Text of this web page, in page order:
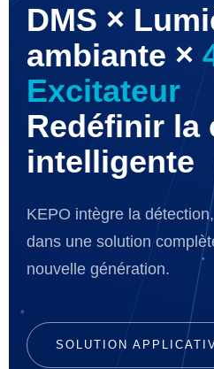
DMS ×
ambiante ×
Excitateur
Redéfinir la
intelligente
KEPO intègre la
dans une solution
nouvelle génération.
SOLUTION